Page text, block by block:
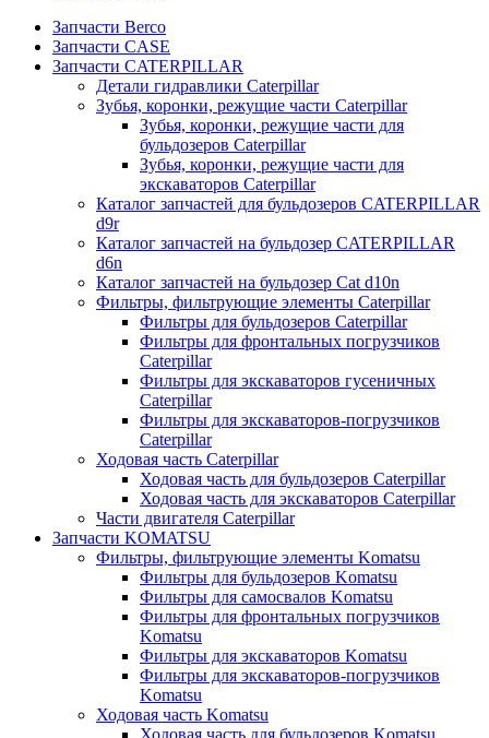
Запчасти Berco
Запчасти CASE
Запчасти CATERPILLAR
Детали гидравлики Caterpillar
Зубья, коронки, режущие части Caterpillar
Зубья, коронки, режущие части для
бульдозеров Caterpillar
Зубья, коронки, режущие части для
экскаваторов Caterpillar
Каталог запчастей для бульдозеров CATERPILLAR
d9r
Каталог запчастей на бульдозер CATERPILLAR
d6n
Каталог запчастей на бульдозер Сat d10n
Фильтры, фильтрующие элементы Caterpillar
Фильтры для бульдозеров Caterpillar
Фильтры для фронтальных погрузчиков
Caterpillar
Фильтры для экскаваторов гусеничных
Caterpillar
Фильтры для экскаваторов-погрузчиков
Caterpillar
Ходовая часть Caterpillar
Ходовая часть для бульдозеров Caterpillar
Ходовая часть для экскаваторов Caterpillar
Части двигателя Caterpillar
Запчасти KOMATSU
Фильтры, фильтрующие элементы Komatsu
Фильтры для бульдозеров Komatsu
Фильтры для самосвалов Komatsu
Фильтры для фронтальных погрузчиков
Komatsu
Фильтры для экскаваторов Komatsu
Фильтры для экскаваторов-погрузчиков
Komatsu
Ходовая часть Komatsu
Ходовая часть для бульдозеров Komatsu